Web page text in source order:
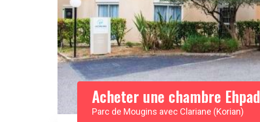
Acheter une chambre Ehpad
Parc de Mougins avec Clariane (Korian)